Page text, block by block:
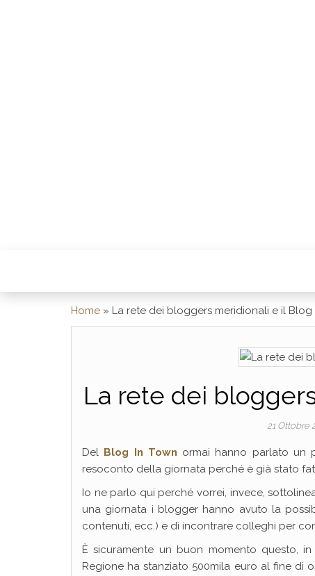
Home » La rete dei bloggers meridionali e il Blog
La rete dei
21 Ottobre
Del Blog In Town ormai hanno parlato un
resoconto della giornata perché è già stato
Io ne parlo qui perché vorrei, invece,
una giornata i blogger hanno avuto la
contenuti, ecc.) e di incontrare colleghi per
È sicuramente un buon momento questo,
Regione ha stanziato 500mila euro al fine di